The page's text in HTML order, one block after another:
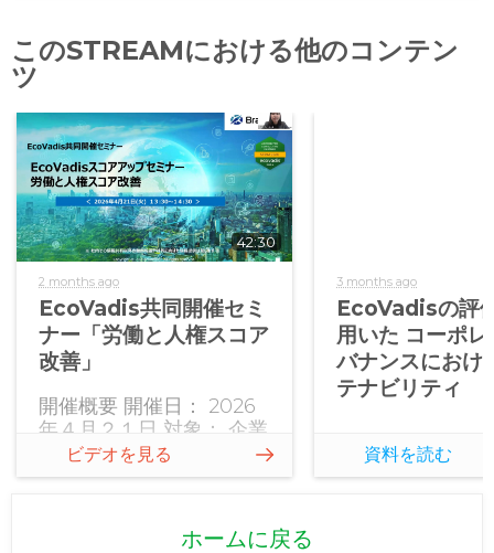
このSTREAMにおける他のコンテン
ツ
42:30
2 months ago
EcoVadis共同開催セミ
ナー「労働と人権スコア
改善」
開催概要 開催日： 2026
年４月２１日 対象： 企業
でサステナビリティ評価
対応をご担当の方、また
ビデオを見る
3 months ago
EcoVadisの評
用いた コーポ
バナンスにおけ
テナビリティ
資料を読む
ホームに戻る